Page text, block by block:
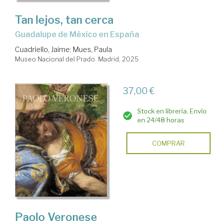
Tan lejos, tan cerca
Guadalupe de México en España
Cuadriello, Jaime; Mues, Paula
Museo Nacional del Prado. Madrid, 2025
37,00 €
Stock en librería. Envío
en 24/48 horas
COMPRAR
Paolo Veronese